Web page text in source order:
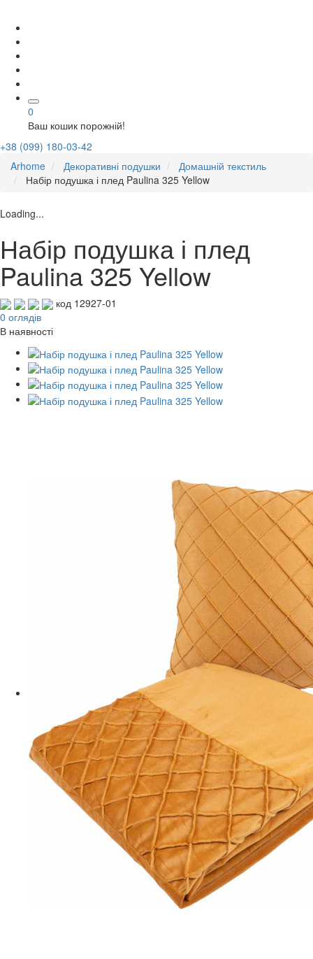
0
Ваш кошик порожній!
+38 (099) 180-03-42
Arhome
Декоративні подушки
Домашній текстиль
Набір подушка і плед Paulina 325 Yellow
Loading...
Набір подушка і плед
Paulina 325 Yellow
код 12927-01
0 оглядів
В наявності